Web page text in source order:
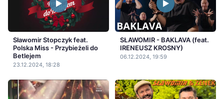
Sławomir Stopczyk feat.
Polska Miss - Przybieżeli do
Betlejem
23.12.2024, 18:28
SŁAWOMIR - BAKLAVA (feat.
IRENEUSZ KROSNY)
06.12.2024, 19:59